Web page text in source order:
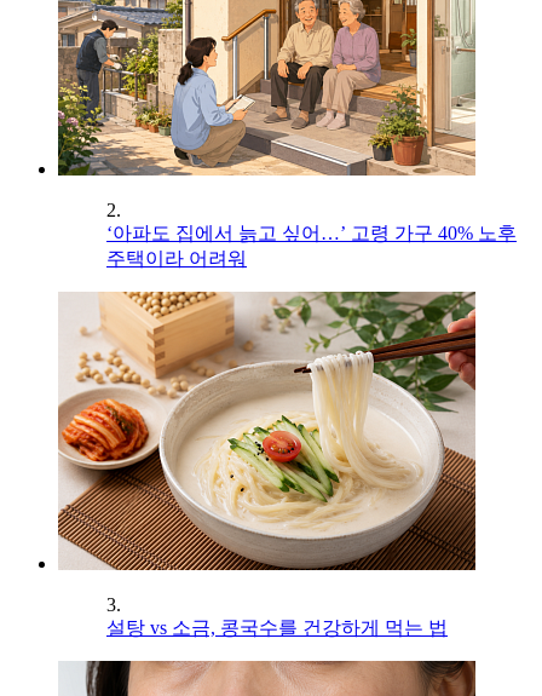
2.
‘아파도 집에서 늙고 싶어…’ 고령 가구 40% 노후
주택이라 어려워
3.
설탕 vs 소금, 콩국수를 건강하게 먹는 법